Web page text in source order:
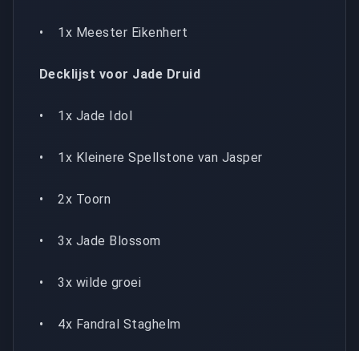
• 1x Meester Eikenhert
Decklijst voor Jade Druid
• 1x Jade Idol
• 1x Kleinere Spellstone van Jasper
• 2x Toorn
• 3x Jade Blossom
• 3x wilde groei
• 4x Fandral Staghelm